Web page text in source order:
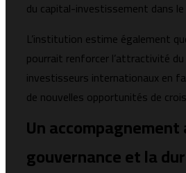
du capital-investissement dans
L’institution estime également
pourrait renforcer l’attractivité
investisseurs internationaux en
de nouvelles opportunités de
Un accompagnement
gouvernance et la